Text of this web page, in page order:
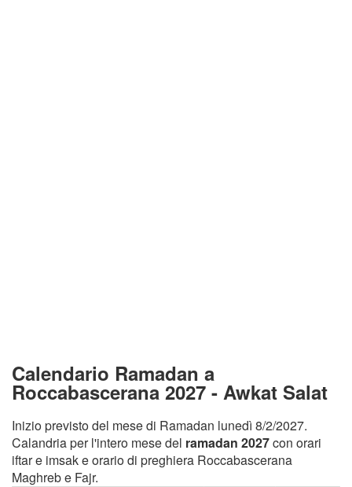
Calendario Ramadan a
Roccabascerana 2027 - Awkat Salat
Inizio previsto del mese di Ramadan lunedì 8/2/2027.
Calandria per l'intero mese del ramadan 2027con orari
iftar e imsak e orario di preghiera Roccabascerana
Maghreb e Fajr.